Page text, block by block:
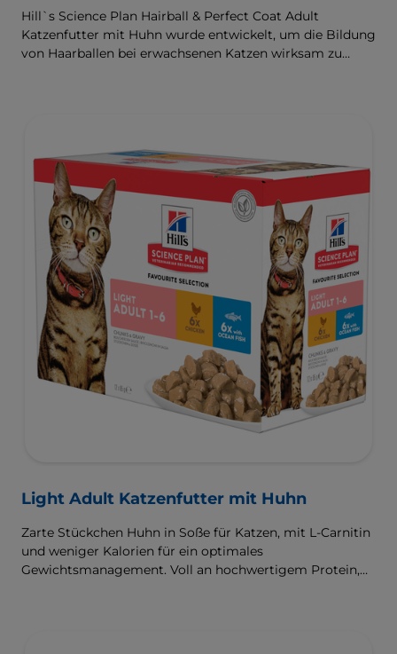
Hill`s Science Plan Hairball & Perfect Coat Adult
Katzenfutter mit Huhn wurde entwickelt, um die Bildung
von Haarballen bei erwachsenen Katzen wirksam zu
bleiben. Unsere Advanced Fibre Technology hilft,
Haarballen zu reduzieren, indem sie deren Passage durch
den Darm auf natürliche Weise fördert. Dieses Futter
enthält hochwertige Proteine für eine perfekt
ausgewogene, wohlschmeckende Rezeptur.
Light Adult Katzenfutter mit Huhn
Zarte Stückchen Huhn in Soße für Katzen, mit L-Carnitin
und weniger Kalorien für ein optimales
Gewichtsmanagement. Voll an hochwertigem Protein,